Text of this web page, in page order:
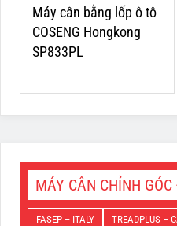
Máy cân bằng lốp ô tô
COSENG Hongkong
SP833PL
MÁY CÂN CHỈNH
FASEP – ITALY TREADPLUS –